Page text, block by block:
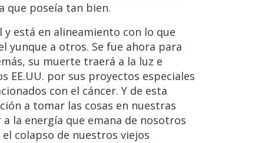
que poseía tan bien.
está en alineamiento con lo que
yunque a otros. Se fue ahora para
su muerte traerá a la luz e
EE.UU. por sus proyectos especiales
con el cáncer. Y de esta
a tomar las cosas en nuestras
la energía que emana de nosotros
colapso de nuestros viejos